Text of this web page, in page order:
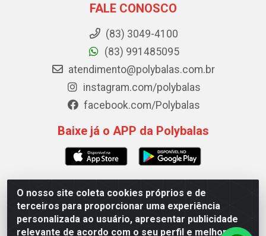
O nosso site coleta cookies próprios e de
terceiros para proporcionar uma experiência
personalizada ao usuário, apresentar publicidade
relevante de acordo com o seu perfil e melhorar a
FALE CONOSCO
(83) 3049-4100
(83) 991485095
atendimento@polybalas.com.br
instagram.com/polybalas
facebook.com/Polybalas
Baixe já o APP da Polybalas
Polybalas - Rua João Miguel de Souza, 173 Galpão B -
Ernesto Geisel, João Pessoa/PB - CEP 58.075-075 -
CNPJ 00.909.327/0002-61